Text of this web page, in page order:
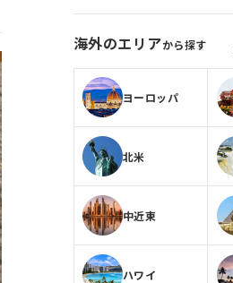
海外のエリアから探す
ヨーロッパ
北米
中近東
ハワイ